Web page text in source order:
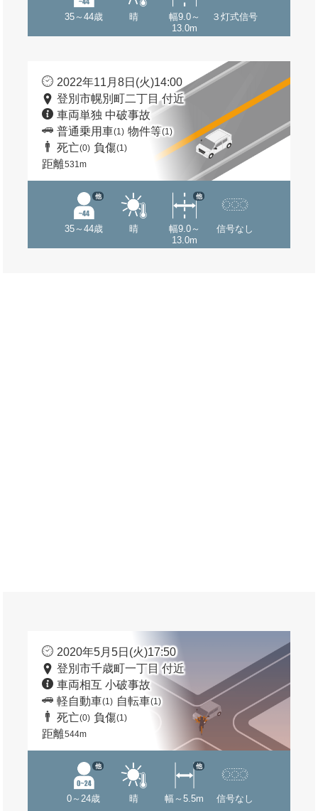
35～44歳 晴
幅9.0～
13.0m
３灯式信号
2022年11月8日(火)14:00
登別市幌別町二丁目 付近
車両単独 中破事故
普通乗用車(1) 物件等(1)
死亡(0) 負傷(1)
距離531m
35～44歳
他
晴
幅9.0～
13.0m
他
信号なし
2020年5月5日(火)17:50
登別市千歳町一丁目 付近
車両相互 小破事故
軽自動車(1) 自転車(1)
死亡(0) 負傷(1)
距離544m
0～24歳
他
晴 幅～5.5m
他
信号なし